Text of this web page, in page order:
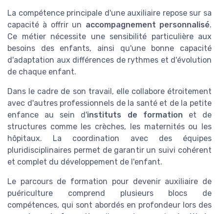
La compétence principale d'une auxiliaire repose sur sa
capacité à offrir un accompagnement personnalisé.
Ce métier nécessite une sensibilité particulière aux
besoins des enfants, ainsi qu'une bonne capacité
d'adaptation aux différences de rythmes et d'évolution
de chaque enfant.
Dans le cadre de son travail, elle collabore étroitement
avec d'autres professionnels de la santé et de la petite
enfance au sein d'instituts de formation et de
structures comme les crèches, les maternités ou les
hôpitaux. La coordination avec des équipes
pluridisciplinaires permet de garantir un suivi cohérent
et complet du développement de l'enfant.
Le parcours de formation pour devenir auxiliaire de
puériculture comprend plusieurs blocs de
compétences, qui sont abordés en profondeur lors des